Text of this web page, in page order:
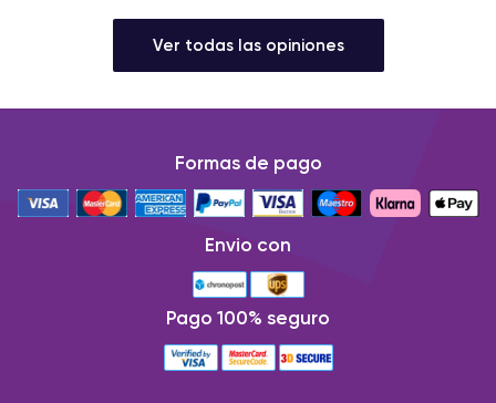
Ver todas las opiniones
Formas de pago
Envio con
Pago 100% seguro